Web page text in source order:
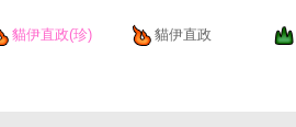
貓伊直政(珍) 貓伊直政